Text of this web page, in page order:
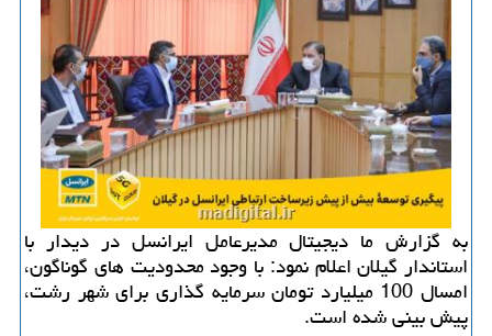
به گزارش ما دیجیتال مدیرعامل ایرانسل در دیدار با
استاندار گیلان اعلام نمود: با وجود محدودیت های گوناگون،
امسال 100 میلیارد تومان سرمایه گذاری برای شهر رشت،
پیش بینی شده است.